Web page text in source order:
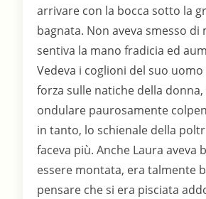
arrivare con la bocca sotto la
bagnata. Non aveva smesso di
sentiva la mano fradicia ed
Vedeva i coglioni del suo
forza sulle natiche della donna,
ondulare paurosamente
in tanto, lo schienale della
faceva più. Anche Laura aveva
essere montata, era talmente
pensare che si era pisciata